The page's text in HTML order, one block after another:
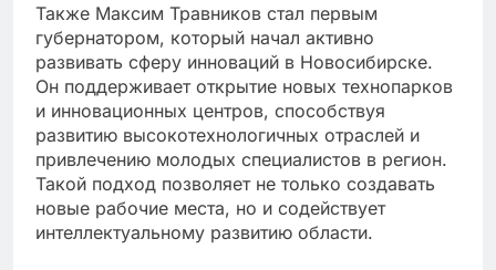
Также Максим Травников стал первым
губернатором, который начал активно
развивать сферу инноваций в Новосибирске.
Он поддерживает открытие новых технопарков
и инновационных центров, способствуя
развитию высокотехнологичных отраслей и
привлечению молодых специалистов в регион.
Такой подход позволяет не только создавать
новые рабочие места, но и содействует
интеллектуальному развитию области.